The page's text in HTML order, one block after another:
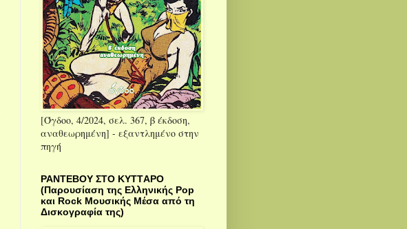
[Όγδοο, 4/2024, σελ. 367, β έκδοση,
αναθεωρημένη] - εξαντλημένο στην
πηγή
ΡΑΝΤΕΒΟΥ ΣΤΟ KYTTΑΡΟ
(Παρουσίαση της Ελληνικής Pop
και Rock Μουσικής Μέσα από τη
Δισκογραφία της)